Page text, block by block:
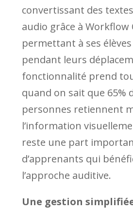
convertissant des
audio grâce à Workflow
permettant à ses
pendant leurs
fonctionnalité prend
quand on sait que 65%
personnes retiennent
l’information
reste une part
d’apprenants qui
l’approche auditive.
Une gestion